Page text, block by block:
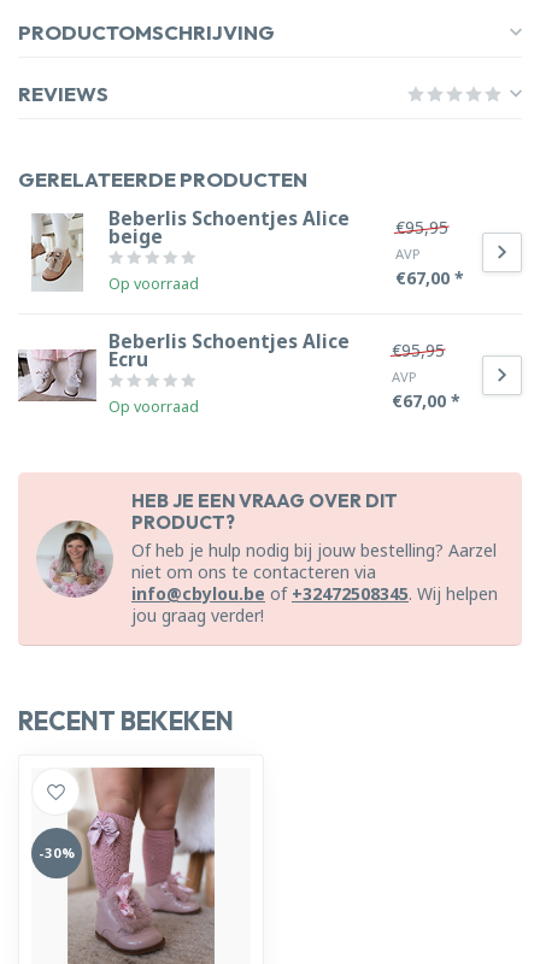
PRODUCTOMSCHRIJVING
REVIEWS
GERELATEERDE PRODUCTEN
Beberlis Schoentjes Alice
beige
Op voorraad
€95,95
AVP
€67,00 *
Beberlis Schoentjes Alice
Ecru
Op voorraad
€95,95
AVP
€67,00 *
HEB JE EEN VRAAG OVER DIT
PRODUCT?
Of heb je hulp nodig bij jouw bestelling? Aarzel
niet om ons te contacteren via
info@cbylou.be of +32472508345. Wij helpen
jou graag verder!
RECENT BEKEKEN
-30%